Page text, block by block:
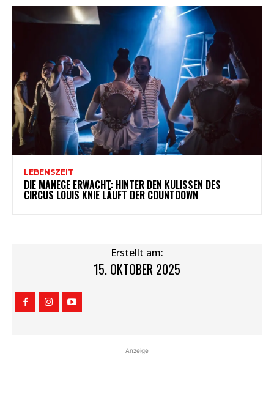
LEBENSZEIT
DIE MANEGE ERWACHT: HINTER DEN KULISSEN DES
CIRCUS LOUIS KNIE LÄUFT DER COUNTDOWN
Erstellt am:
15. OKTOBER 2025
Anzeige